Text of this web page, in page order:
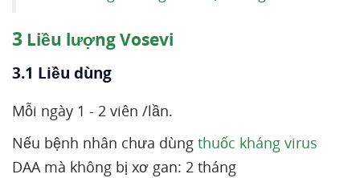
3 Liều lượng Vosevi
3.1 Liều dùng
Mỗi ngày 1 - 2 viên /lần.
Nếu bệnh nhân chưa dùng thuốc kháng virus
DAA mà không bị xơ gan: 2 tháng